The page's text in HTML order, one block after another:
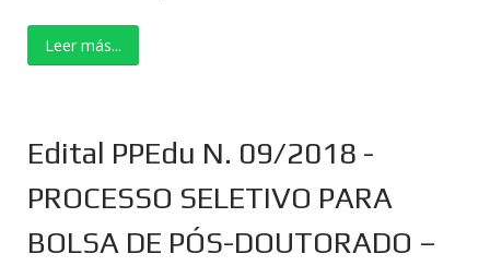
Leer más...
Edital PPEdu N. 09/2018 -
PROCESSO SELETIVO PARA
BOLSA DE PÓS-DOUTORADO –